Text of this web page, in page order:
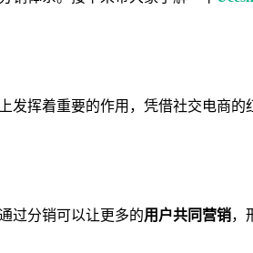
发挥着重要的作用，凭借社交电商
过分销可以让更多的用户共同营销，